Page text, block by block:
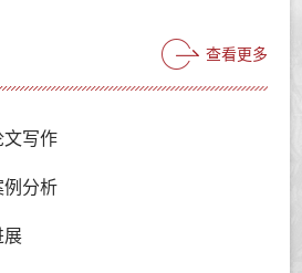
查看更多
文写作
例分析
展